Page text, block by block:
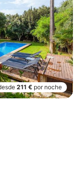
211 € por noche